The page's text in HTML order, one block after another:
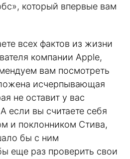
который впервые вам
всех фактов из жизни
компании Apple,
вам посмотреть
исчерпывающая
не оставит у вас
если вы считаете себя
и поклонником Стива,
бы с ним
еще раз проверить свои